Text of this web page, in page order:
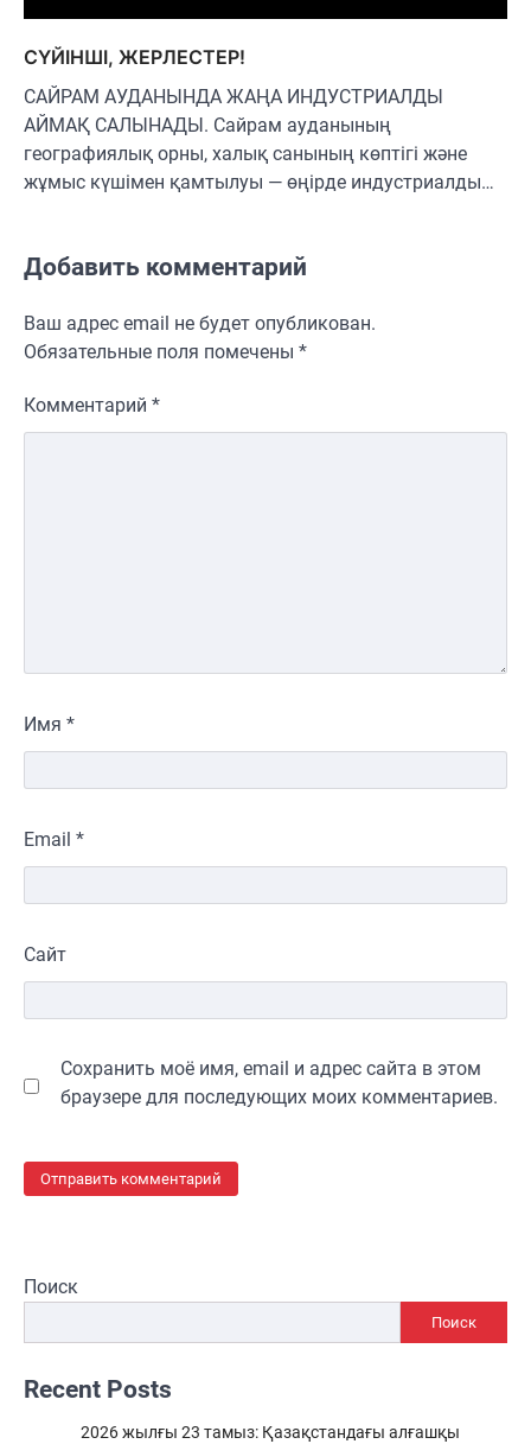
СҮЙІНШІ, ЖЕРЛЕСТЕР!
САЙРАМ АУДАНЫНДА ЖАҢА ИНДУСТРИАЛДЫ
АЙМАҚ САЛЫНАДЫ. Сайрам ауданының
географиялық орны, халық санының көптігі және
жұмыс күшімен қамтылуы — өңірде индустриалды…
Добавить комментарий
Ваш адрес email не будет опубликован.
Обязательные поля помечены *
Комментарий *
Имя *
Email *
Сайт
Сохранить моё имя, email и адрес сайта в этом
браузере для последующих моих комментариев.
Поиск
Поиск
Recent Posts
2026 жылғы 23 тамыз: Қазақстандағы алғашқы